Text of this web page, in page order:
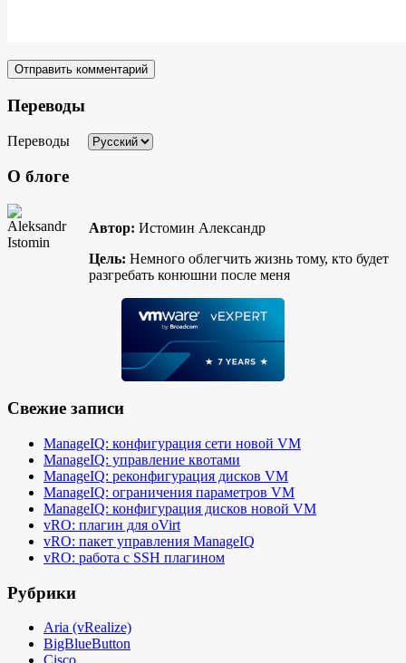
Переводы
Переводы
О блоге
Автор: Истомин Александр
Цель: Немного облегчить жизнь тому, кто будет
разгребать конюшни после меня
Свежие записи
ManageIQ: конфигурация сети новой VM
ManageIQ: управление квотами
ManageIQ: реконфигурация дисков VM
ManageIQ: ограничения параметров VM
ManageIQ: конфигурация дисков новой VM
vRO: плагин для oVirt
vRO: пакет управления ManageIQ
vRO: работа с SSH плагином
Рубрики
Aria (vRealize)
BigBlueButton